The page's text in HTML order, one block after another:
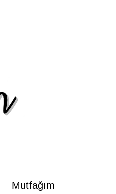
Mutfağım